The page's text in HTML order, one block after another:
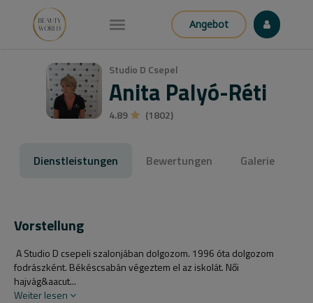
Angebot
Studio D Csepel
Anita Palyó-Réti
4.89 (1802)
Dienstleistungen Bewertungen Galerie
Vorstellung
A Studio D csepeli szalonjában dolgozom. 1996 óta dolgozom
fodrászként. Békéscsabán végeztem el az iskolát. Női
hajvág&aacut...
Weiter lesen